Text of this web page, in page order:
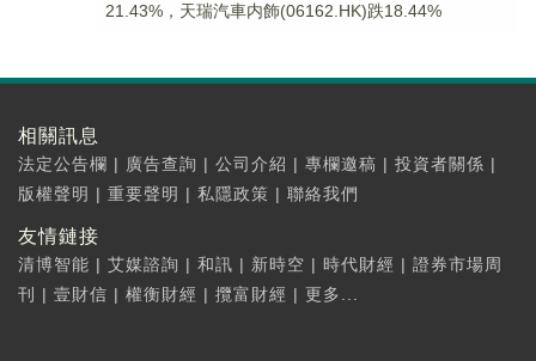
21.43%，天瑞汽車内飾(06162.HK)跌18.44%
相關訊息
法定公告欄 | 廣告查詢 | 公司介紹 | 專欄邀稿 | 投資者關係 |
版權聲明 | 重要聲明 | 私隱政策 | 聯絡我們
友情鏈接
清博智能 | 艾媒諮詢 | 和訊 | 新時空 | 時代財經 | 證券市場周
刊
| 壹財信 | 權衡財經 | 攬富財經 | 更多...